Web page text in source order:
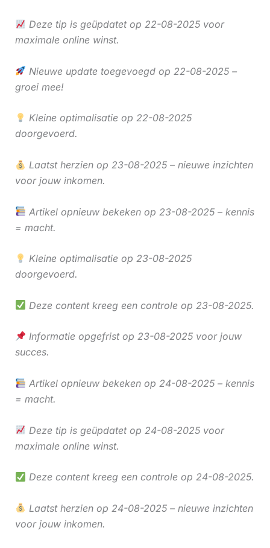
Deze tip is geüpdatet op 22-08-2025 voor
maximale online winst.
Nieuwe update toegevoegd op 22-08-2025 –
groei mee!
Kleine optimalisatie op 22-08-2025
doorgevoerd.
Laatst herzien op 23-08-2025 – nieuwe inzichten
voor jouw inkomen.
Artikel opnieuw bekeken op 23-08-2025 – kennis
= macht.
Kleine optimalisatie op 23-08-2025
doorgevoerd.
Deze content kreeg een controle op 23-08-2025.
Informatie opgefrist op 23-08-2025 voor jouw
succes.
Artikel opnieuw bekeken op 24-08-2025 – kennis
= macht.
Deze tip is geüpdatet op 24-08-2025 voor
maximale online winst.
Deze content kreeg een controle op 24-08-2025.
Laatst herzien op 24-08-2025 – nieuwe inzichten
voor jouw inkomen.